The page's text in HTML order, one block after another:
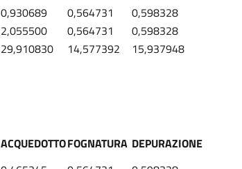
0,930689 0,564731
0,598328
2,055500 0,564731
0,598328
29,910830 14,577392
15,937948
ACQUEDOTTOFOGNATURA DEPURAZIONE